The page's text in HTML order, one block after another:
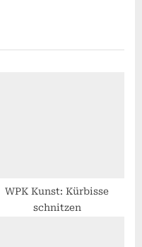
WPK Kunst: Kürbisse
schnitzen